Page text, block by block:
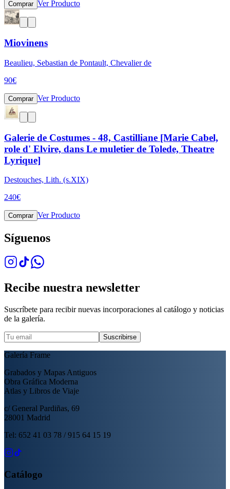
Comprar Ver Producto
Miovinens
Beaulieu, Sebastian de Pontault, Chevalier de
90€
Comprar Ver Producto
Galerie de Costumes - 48, Castilliane [Marie Cabel,
role d' Elvire, dans Le muletier de Tolede, Theatre
Lyrique]
Destouches, Lith. (s.XIX)
240€
Comprar Ver Producto
Síguenos
Recibe nuestra newsletter
Suscríbete para recibir nuevas incorporaciones al catálogo y noticias
de la galería.
Suscribirse
Galería Frame
Grabados y Mapas Antiguos
Obra Gráfica Moderna
Atlas y Libros de Viaje
c/ General Pardiñas, 69
28001 Madrid
Tel: 652 41 03 78 / 915 64 15 19
Catálogo